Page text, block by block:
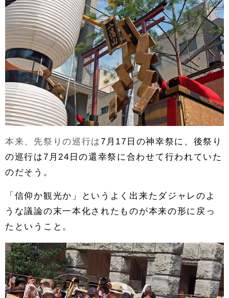
本来、先祭りの巡行は7月17日の神幸祭に、後祭り
の巡行は7月24日の還幸祭に合わせて行われていた
のだそう。
「信仰か観光か」というよく出来たダジャレのよ
うな議論の末一本化されたものが本来の形に戻っ
たということ。